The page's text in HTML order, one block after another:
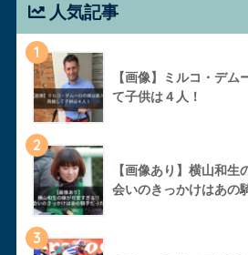
人気記事
1
【画像】ミルコ・デム
て子供は４人！
2
【画像あり】横山和
会いのきっかけはあの
3